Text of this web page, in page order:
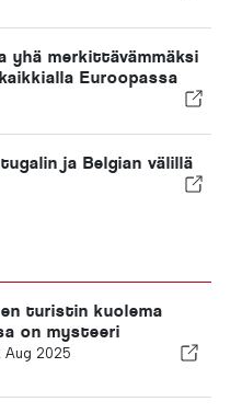
yhä merkittävämmäksi
Euroopassa
ja Belgian välillä
turistin kuolema
on mysteeri
Aug 2025